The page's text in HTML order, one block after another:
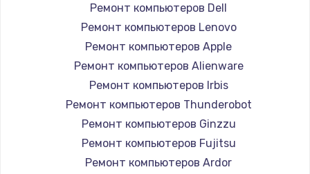
Ремонт компьютеров Dell
Ремонт компьютеров Lenovo
Ремонт компьютеров Apple
Ремонт компьютеров Alienware
Ремонт компьютеров Irbis
Ремонт компьютеров Thunderobot
Ремонт компьютеров Ginzzu
Ремонт компьютеров Fujitsu
Ремонт компьютеров Ardor